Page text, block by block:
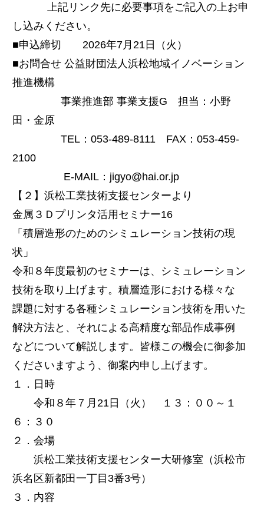
上記リンク先に必要事項をご記入の上お申
し込みください。
■申込締切 2026年7月21日（火）
■お問合せ 公益財団法人浜松地域イノベーション
推進機構
事業推進部 事業支援G 担当：小野
田・金原
TEL：053-489-8111 FAX：053-459-
2100
E-MAIL：jigyo@hai.or.jp
【２】浜松工業技術支援センターより
金属３Ｄプリンタ活用セミナー16
「積層造形のためのシミュレーション技術の現
状」
令和８年度最初のセミナーは、シミュレーション
技術を取り上げます。積層造形における様々な
課題に対する各種シミュレーション技術を用いた
解決方法と、それによる高精度な部品作成事例
などについて解説します。皆様この機会に御参加
くださいますよう、御案内申し上げます。
１．日時
令和８年７月21日（火） １３：００～１
６：３０
２．会場
浜松工業技術支援センター大研修室（浜松市
浜名区新都田一丁目3番3号）
３．内容